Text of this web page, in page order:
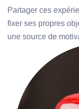
Partager ces
fixer ses propres
une source de